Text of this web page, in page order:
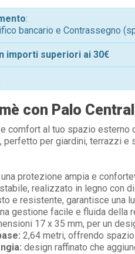
:
bancario e Contrassegno
importi superiori ai 30€
con Palo
comfort al tuo spazio
per giardini, terrazzi e
protezione ampia e
realizzato in legno con
e resistente, garantisce una
gestione facile e fluida della
17 x 35 mm, per un
2,64 metri, offrendo
design raffinato che